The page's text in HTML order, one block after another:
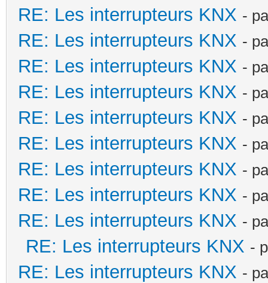
RE: Les interrupteurs KNX -
RE: Les interrupteurs KNX -
RE: Les interrupteurs KNX -
RE: Les interrupteurs KNX -
RE: Les interrupteurs KNX -
RE: Les interrupteurs KNX -
RE: Les interrupteurs KNX -
RE: Les interrupteurs KNX -
RE: Les interrupteurs KNX -
RE: Les interrupteurs KNX -
RE: Les interrupteurs KNX -